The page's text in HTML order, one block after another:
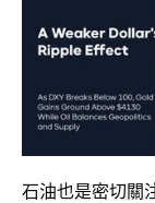
石油也是密切關